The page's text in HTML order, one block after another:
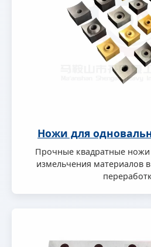
Ножи для
Прочные квадратные ножи
измельчения материалов